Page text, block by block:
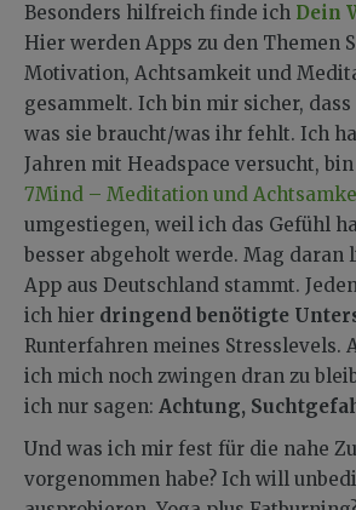
Besonders hilfreich finde ich Dein
Hier werden Apps zu den Themen
Motivation, Achtsamkeit und
gesammelt. Ich bin mir sicher,
was sie braucht/was ihr fehlt. Ich
Jahren mit Headspace versucht,
7Mind – Meditation und
umgestiegen, weil ich das Gefühl
besser abgeholt werde. Mag daran
App aus Deutschland stammt.
ich hier dringend benötigte
Runterfahren meines Stresslevels.
ich mich noch zwingen dran zu
ich nur sagen: Achtung,
Und was ich mir fest für die nahe
vorgenommen habe? Ich will